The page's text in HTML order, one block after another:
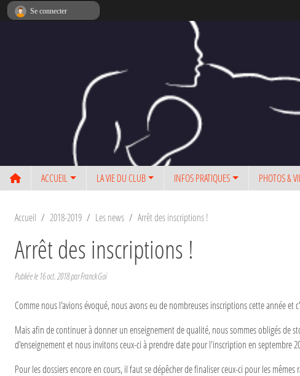
ACCUEIL LA VIE DU CLUB INFOS PRATIQUES PHOTOS &
Accueil 2018-2019 Les news Arrêt des inscriptions !
Arrêt des inscriptions !
Publiée le 16 oct. 2018par Franck Goï
Comme nous l'avions évoqué, nous avons eu de nombreuses inscriptions cette année
Mais afin de continuer à donner un enseignement de qualité, nous sommes obligés de
d'enseignement et nous invitons ceux-ci à prendre date pour l'inscription en septembre
Pour les dossiers encore en cours, il faut se dépêcher de finaliser ceux-ci pour les
Se connecter
Panneau de gestion des cookies